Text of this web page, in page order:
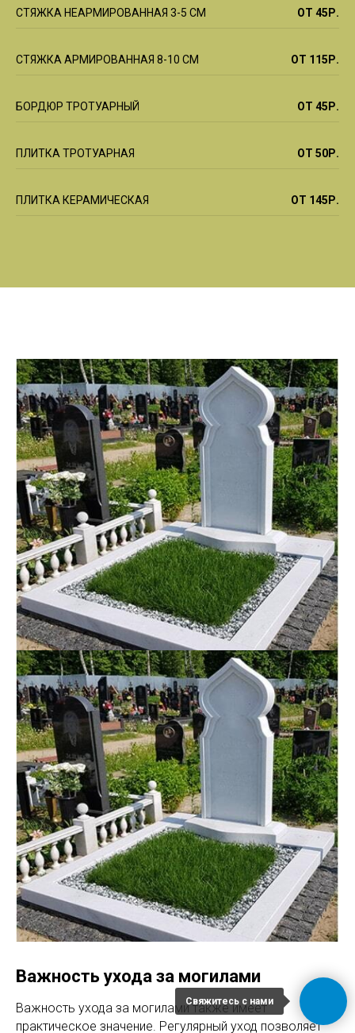
СТЯЖКА НЕАРМИРОВАННАЯ 3-5 СМ ОТ 45Р.
СТЯЖКА АРМИРОВАННАЯ 8-10 СМ ОТ 115Р.
БОРДЮР ТРОТУАРНЫЙ ОТ 45Р.
ПЛИТКА ТРОТУАРНАЯ ОТ 50Р.
ПЛИТКА КЕРАМИЧЕСКАЯ ОТ 145Р.
Важность ухода за могилами
Важность ухода за могилами также имеет
практическое значение. Регулярный уход позволяет
Свяжитесь с нами